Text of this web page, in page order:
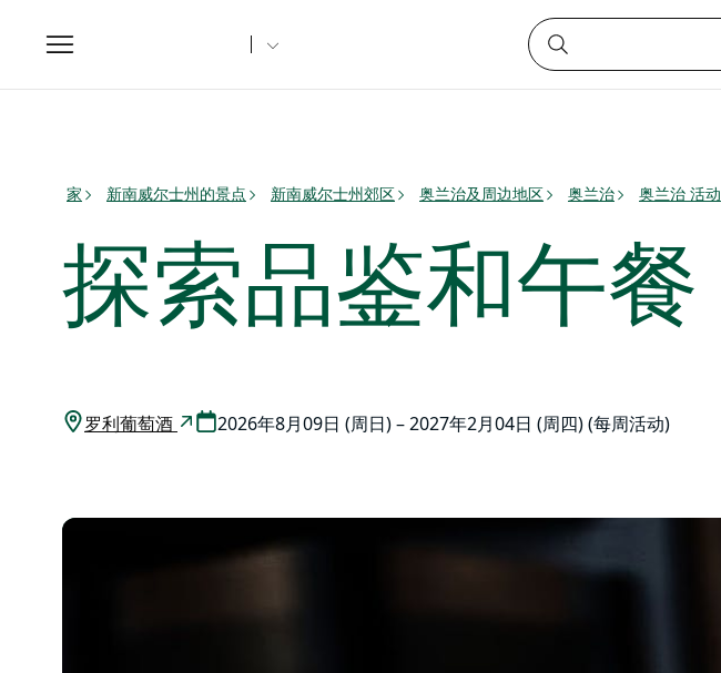
Toggle
navigation
家 新南威尔士州的景点 新南威尔士州郊区 奥兰治及周边地区 奥兰治 奥兰治 活动
探索品鉴和午餐
罗利葡萄酒 2026年8月09日 (周日) – 2027年2月04日 (周四) (每周活动)